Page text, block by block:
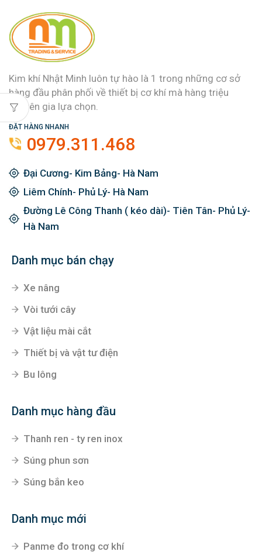
Kim khí Nhật Minh luôn tự hào là 1 trong những cơ sở
hàng đầu phân phối về thiết bị cơ khí mà hàng triệu
chuyên gia lựa chọn.
ĐẶT HÀNG NHANH
0979.311.468
Đại Cương- Kim Bảng- Hà Nam
Liêm Chính- Phủ Lý- Hà Nam
Đường Lê Công Thanh ( kéo dài)- Tiên Tân- Phủ Lý-
Hà Nam
Danh mục bán chạy
Xe nâng
Vòi tưới cây
Vật liệu mài cắt
Thiết bị và vật tư điện
Bu lông
Danh mục hàng đầu
Thanh ren - ty ren inox
Súng phun sơn
Súng bắn keo
Danh mục mới
Panme đo trong cơ khí